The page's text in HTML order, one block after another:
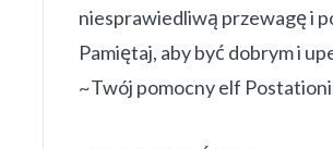
niesprawiedliwą przewagę i
Pamiętaj, aby być dobrym i
~Twój pomocny elf